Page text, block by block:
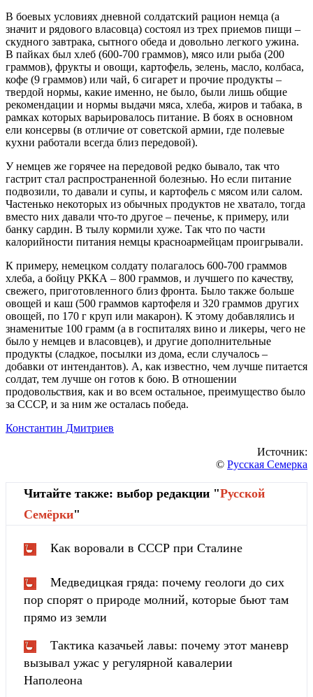
В боевых условиях дневной солдатский рацион немца (а
значит и рядового власовца) состоял из трех приемов пищи –
скудного завтрака, сытного обеда и довольно легкого ужина.
В пайках был хлеб (600-700 граммов), мясо или рыба (200
граммов), фрукты и овощи, картофель, зелень, масло, колбаса,
кофе (9 граммов) или чай, 6 сигарет и прочие продукты –
твердой нормы, какие именно, не было, были лишь общие
рекомендации и нормы выдачи мяса, хлеба, жиров и табака, в
рамках которых варьировалось питание. В боях в основном
ели консервы (в отличие от советской армии, где полевые
кухни работали всегда близ передовой).
У немцев же горячее на передовой редко бывало, так что
гастрит стал распространенной болезнью. Но если питание
подвозили, то давали и супы, и картофель с мясом или салом.
Частенько некоторых из обычных продуктов не хватало, тогда
вместо них давали что-то другое – печенье, к примеру, или
банку сардин. В тылу кормили хуже. Так что по части
калорийности питания немцы красноармейцам проигрывали.
К примеру, немецком солдату полагалось 600-700 граммов
хлеба, а бойцу РККА – 800 граммов, и лучшего по качеству,
свежего, приготовленного близ фронта. Было также больше
овощей и каш (500 граммов картофеля и 320 граммов других
овощей, по 170 г круп или макарон). К этому добавлялись и
знаменитые 100 грамм (а в госпиталях вино и ликеры, чего не
было у немцев и власовцев), и другие дополнительные
продукты (сладкое, посылки из дома, если случалось –
добавки от интендантов). А, как известно, чем лучше питается
солдат, тем лучше он готов к бою. В отношении
продовольствия, как и во всем остальное, преимущество было
за СССР, и за ним же осталась победа.
Константин Дмитриев
Источник:
© Русская Семерка
Читайте также: выбор редакции "Русской
Cемёрки"
Как воровали в СССР при Сталине
Медведицкая гряда: почему геологи до сих
пор спорят о природе молний, которые бьют там
прямо из земли
Тактика казачьей лавы: почему этот маневр
вызывал ужас у регулярной кавалерии
Наполеона